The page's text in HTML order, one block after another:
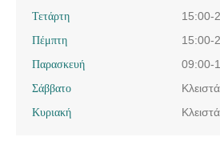
Τετάρτη
15:00-
Πέμπτη
15:00-
Παρασκευή
09:00-
Σάββατο
Κλειστά
Κυριακή
Κλειστά